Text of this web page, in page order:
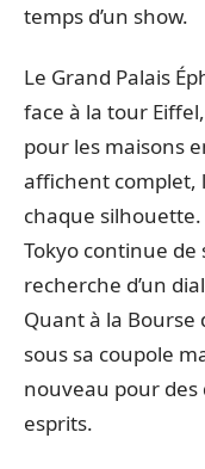
temps d’un show.
Le Grand Palais
face à la tour
pour les maisons
affichent complet,
chaque silhouette.
Tokyo continue de
recherche d’un
Quant à la Bourse
sous sa coupole
nouveau pour
esprits.